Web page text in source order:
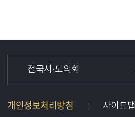
전국시·도의회
개인정보처리방침 사이트맵